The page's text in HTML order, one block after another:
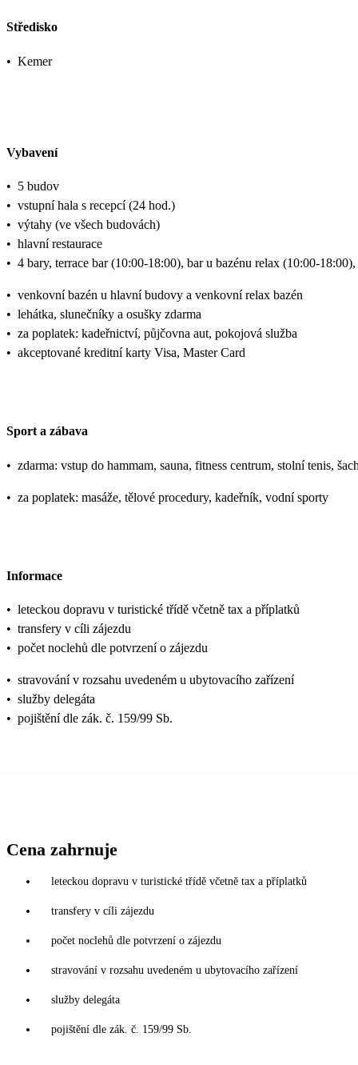
Středisko
• Kemer
Vybavení
• 5 budov
• vstupní hala s recepcí (24 hod.)
• výtahy (ve všech budovách)
• hlavní restaurace
• 4 bary, terrace bar (10:00-18:00), bar u bazénu relax (10:00-
• venkovní bazén u hlavní budovy a venkovní relax bazén
• lehátka, slunečníky a osušky zdarma
• za poplatek: kadeřnictví, půjčovna aut, pokojová služba
• akceptované kreditní karty Visa, Master Card
Sport a zábava
• zdarma: vstup do hammam, sauna, fitness centrum, stolní tenis,
• za poplatek: masáže, tělové procedury, kadeřník, vodní sporty
Informace
• leteckou dopravu v turistické třídě včetně tax a příplatků
• transfery v cíli zájezdu
• počet noclehů dle potvrzení o zájezdu
• stravování v rozsahu uvedeném u ubytovacího zařízení
• služby delegáta
• pojištění dle zák. č. 159/99 Sb.
Cena zahrnuje
leteckou dopravu v turistické třídě včetně tax a příplatků
transfery v cíli zájezdu
počet noclehů dle potvrzení o zájezdu
stravování v rozsahu uvedeném u ubytovacího zařízení
služby delegáta
pojištění dle zák. č. 159/99 Sb.